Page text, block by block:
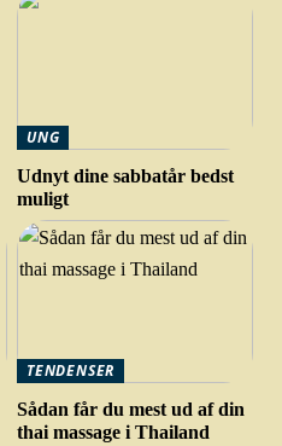
UNG
Udnyt dine sabbatår bedst
muligt
TENDENSER
Sådan får du mest ud af din
thai massage i Thailand